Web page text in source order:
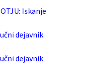
Iskanje
dejavnik
dejavnik